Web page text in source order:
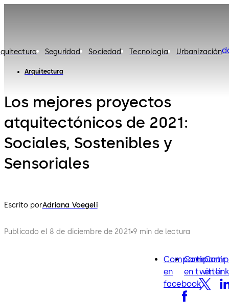
Seguridad Sociedad Tecnología Urbanización
Arquitectura
Los mejores proyectos
atquitectónicos de 2021:
Sociales, Sostenibles y
Sensoriales
Escrito porAdriana Voegeli
Publicado el 8 de diciembre de 2021 9 min de lectura
Compartir
en
facebook
facebook
Compartir
en twitter
twitter
en